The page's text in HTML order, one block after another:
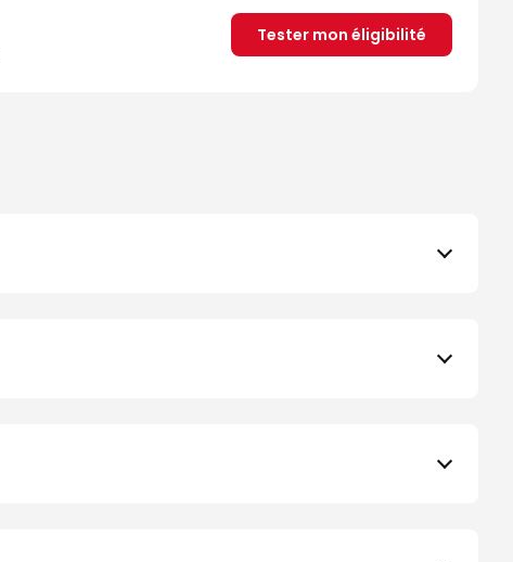
Tester mon éligibilité